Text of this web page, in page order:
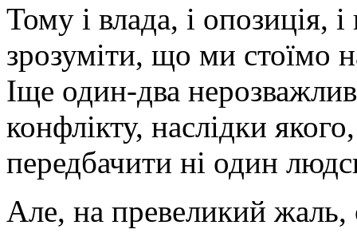
Тому і влада, і опозиція,
зрозуміти, що ми стоїмо
Іще один-два
конфлікту, наслідки
передбачити ні один
Але, на превеликий